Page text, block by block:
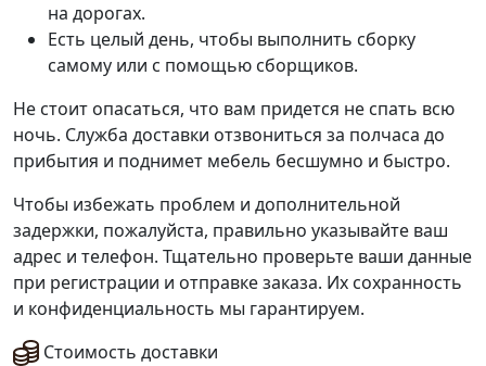
на дорогах.
Есть целый день, чтобы выполнить сборку
самому или с помощью сборщиков.
Не стоит опасаться, что вам придется не спать всю
ночь. Служба доставки отзвониться за полчаса до
прибытия и поднимет мебель бесшумно и быстро.
Чтобы избежать проблем и дополнительной
задержки, пожалуйста, правильно указывайте ваш
адрес и телефон. Тщательно проверьте ваши данные
при регистрации и отправке заказа. Их сохранность
и конфиденциальность мы гарантируем.
Стоимость доставки